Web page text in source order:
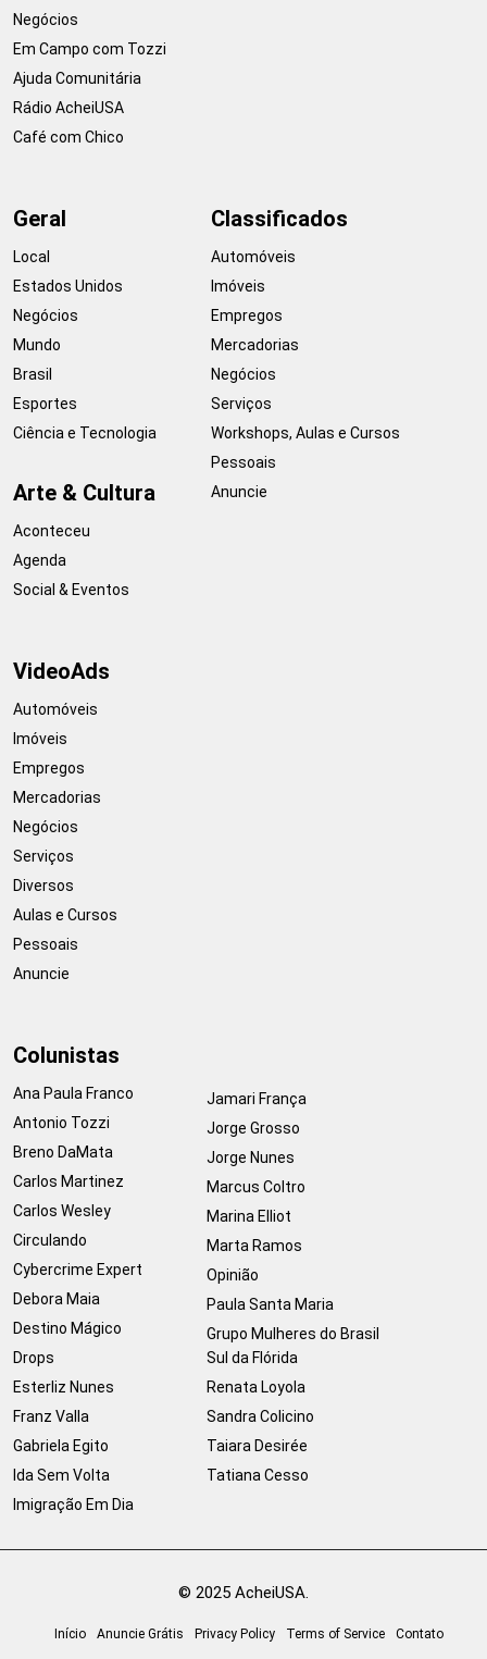
Negócios
Em Campo com Tozzi
Ajuda Comunitária
Rádio AcheiUSA
Café com Chico
Geral
Local
Estados Unidos
Negócios
Mundo
Brasil
Esportes
Ciência e Tecnologia
Arte & Cultura
Aconteceu
Agenda
Social & Eventos
Classificados
Automóveis
Imóveis
Empregos
Mercadorias
Negócios
Serviços
Workshops, Aulas e Cursos
Pessoais
Anuncie
VideoAds
Automóveis
Imóveis
Empregos
Mercadorias
Negócios
Serviços
Diversos
Aulas e Cursos
Pessoais
Anuncie
Colunistas
Ana Paula Franco
Antonio Tozzi
Breno DaMata
Carlos Martinez
Carlos Wesley
Circulando
Cybercrime Expert
Debora Maia
Destino Mágico
Drops
Esterliz Nunes
Franz Valla
Gabriela Egito
Ida Sem Volta
Imigração Em Dia
Jamari França
Jorge Grosso
Jorge Nunes
Marcus Coltro
Marina Elliot
Marta Ramos
Opinião
Paula Santa Maria
Grupo Mulheres do Brasil
Sul da Flórida
Renata Loyola
Sandra Colicino
Taiara Desirée
Tatiana Cesso
© 2025 AcheiUSA.
Início Anuncie Grátis Privacy Policy Terms of Service Contato